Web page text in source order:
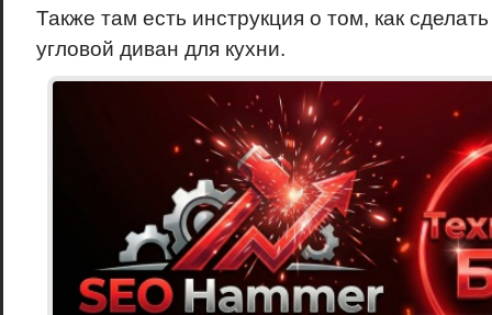
Также там есть инструкция о том, как
угловой диван для кухни.